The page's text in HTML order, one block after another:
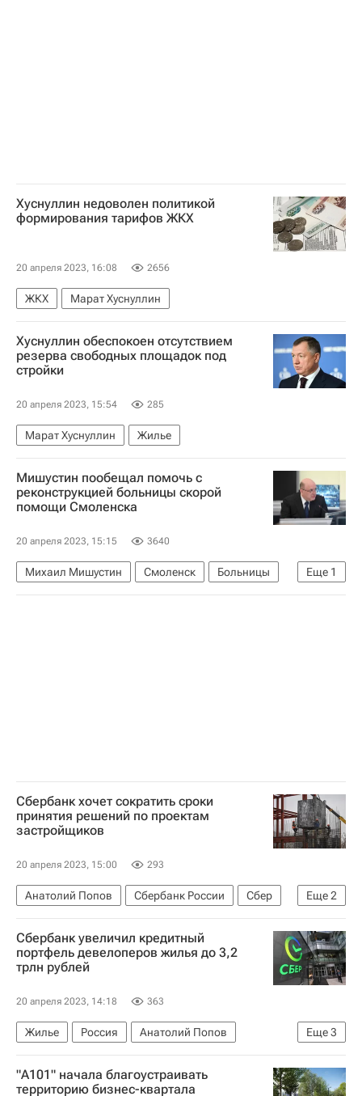
Хуснуллин недоволен политикой
формирования тарифов ЖКХ
20 апреля 2023, 16:08 2656
ЖКХ Марат Хуснуллин
Хуснуллин обеспокоен отсутствием
резерва свободных площадок под
стройки
20 апреля 2023, 15:54 285
Марат Хуснуллин Жилье
Мишустин пообещал помочь с
реконструкцией больницы скорой
помощи Смоленска
20 апреля 2023, 15:15 3640
Еще 1
Михаил Мишустин Смоленск
Больницы
Инфраструктура
Сбербанк хочет сократить сроки
принятия решений по проектам
застройщиков
20 апреля 2023, 15:00 293
Еще2
Анатолий Попов Сбербанк России
Сбер
Девелоперы
Строительство
Сбербанк увеличил кредитный
портфель девелоперов жилья до 3,2
трлн рублей
20 апреля 2023, 14:18 363
Еще3
Жилье Россия
Анатолий Попов
Сбербанк России
Кредиты Девелоперы
"А101" начала благоустраивать
территорию бизнес-квартала